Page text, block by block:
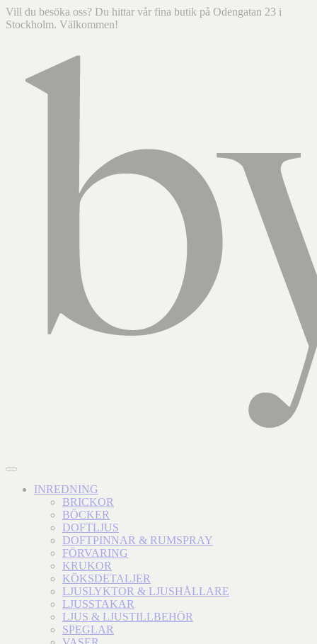
Vill du besöka oss? Du hittar vår fina butik på Odengatan 23 i
Stockholm. Välkommen!
INREDNING
BRICKOR
BÖCKER
DOFTLJUS
DOFTPINNAR & RUMSPRAY
FÖRVARING
KRUKOR
KÖKSDETALJER
LJUSLYKTOR & LJUSHÅLLARE
LJUSSTAKAR
LJUS & LJUSTILLBEHÖR
SPEGLAR